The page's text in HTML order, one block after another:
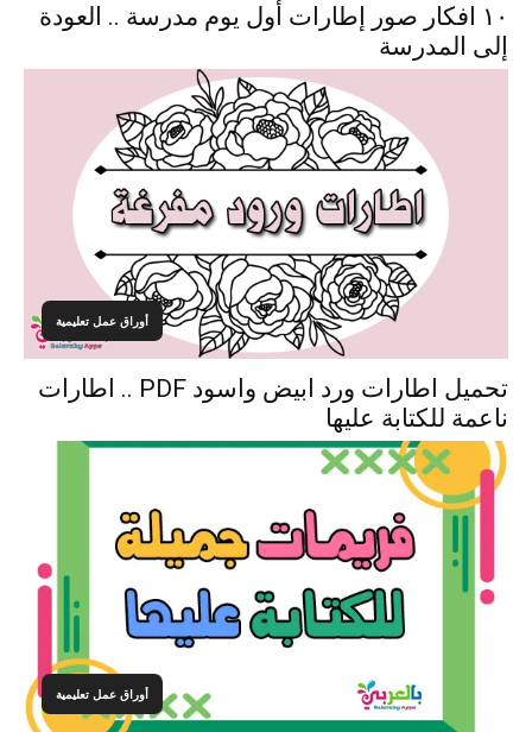
١٠ افكار صور إطارات أول يوم مدرسة .. العودة
إلى المدرسة
أوراق عمل تعليمية
تحميل اطارات ورد ابيض واسود PDF .. اطارات
ناعمة للكتابة عليها
أوراق عمل تعليمية